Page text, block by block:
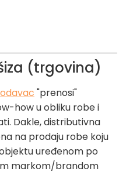
(trgovina)
"prenosi"
how u obliku robe i
Dakle, distributivna
na prodaju robe koju
uređenom po
markom/brandom